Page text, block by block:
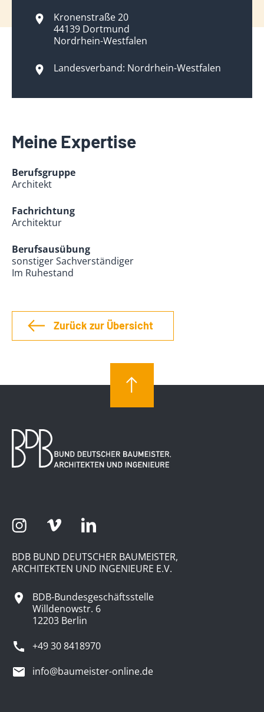
Kronenstraße 20
44139 Dortmund
Nordrhein-Westfalen
Landesverband: Nordrhein-Westfalen
Meine Expertise
Berufsgruppe
Architekt
Fachrichtung
Architektur
Berufsausübung
sonstiger Sachverständiger
Im Ruhestand
Zurück zur Übersicht
BDB BUND DEUTSCHER BAUMEISTER,
ARCHITEKTEN UND INGENIEURE E.V.
BDB-Bundesgeschäftsstelle
Willdenowstr. 6
12203 Berlin
+49 30 8418970
info@baumeister-online.de